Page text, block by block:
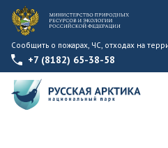
Сообщить о пожарах, ЧС, отходах на
+7 (8182) 65-38-58